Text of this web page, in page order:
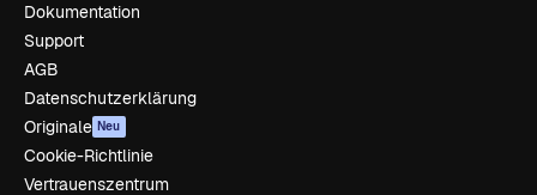
Dokumentation
Support
AGB
Datenschutzerklärung
Originale Neu
Cookie-Richtlinie
Vertrauenszentrum